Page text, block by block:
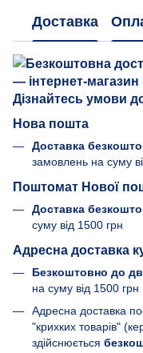
Доставка
Нова пошта
Доставка
замовлень на суму
Поштомат Нової
Доставка
суму від 1500 грн
Адресна доставка
Безкоштовно до
на суму від 1500 грн
Адресна доставка
"крихких товарів"
здійснюється